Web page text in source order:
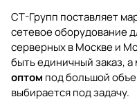
СТ-Групп поставляет
сетевое оборудование
серверных в Москве и
быть единичный заказ,
оптом под большой
выбирается под задачу.